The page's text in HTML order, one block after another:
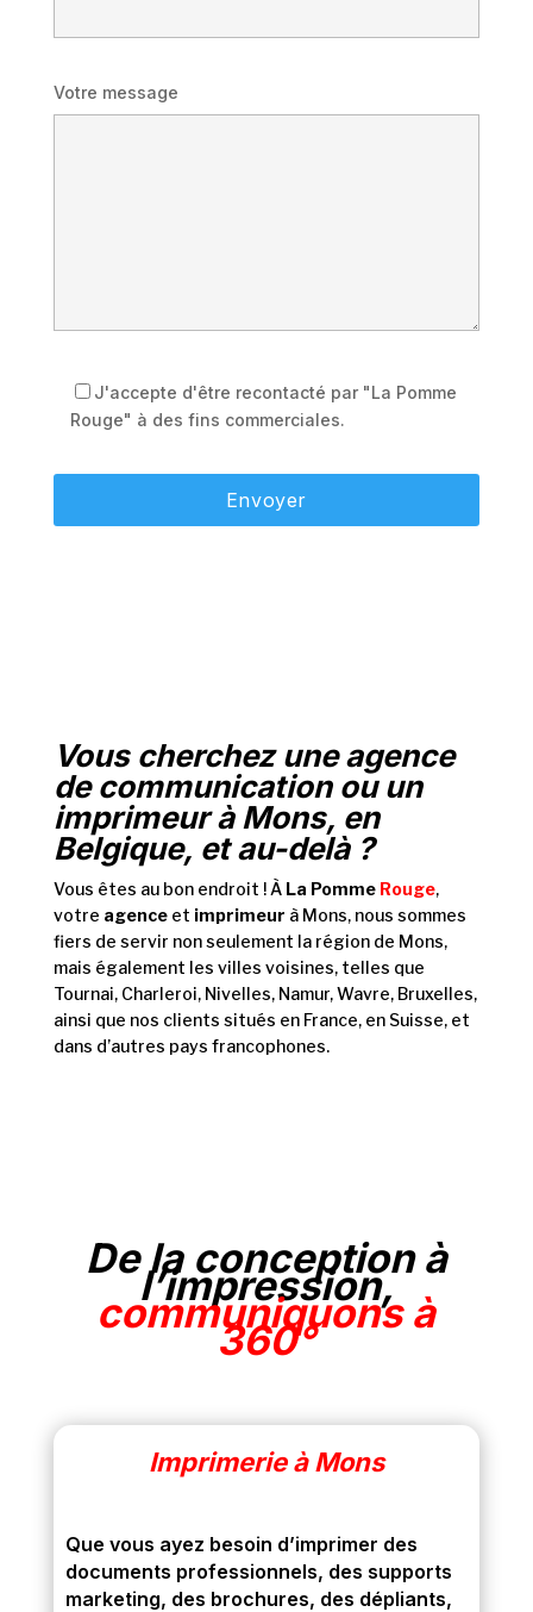
Votre message
J'accepte d'être recontacté par "La Pomme
Rouge" à des fins commerciales.
Vous cherchez une agence
de communication ou un
imprimeur à Mons, en
Belgique, et au-delà ?
Vous êtes au bon endroit ! À La Pomme Rouge,
votre agenceet imprimeur à Mons, nous sommes
fiers de servir non seulement la région de Mons,
mais également les villes voisines, telles que
Tournai, Charleroi, Nivelles, Namur, Wavre, Bruxelles,
ainsi que nos clients situés en France, en Suisse, et
dans d’autres pays francophones.
De la conception à
l’impression,
communiquons à
360°
Imprimerie à Mons
Que vous ayez besoin d’imprimer des
documents professionnels, des supports
marketing, des brochures, des dépliants,